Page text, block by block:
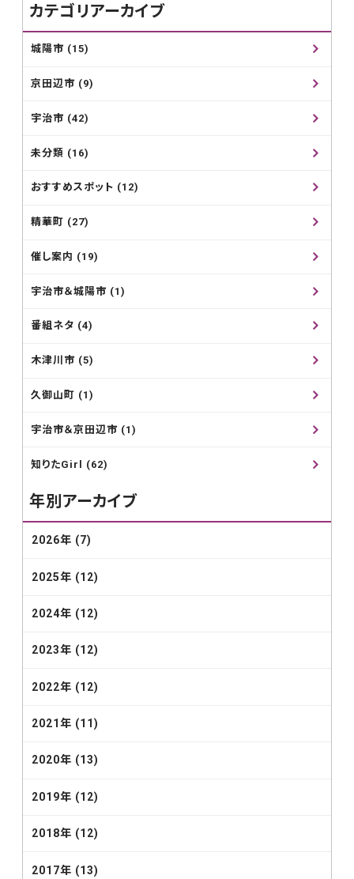
カテゴリアーカイブ
城陽市 (15)
京田辺市 (9)
宇治市 (42)
未分類 (16)
おすすめスポット (12)
精華町 (27)
催し案内 (19)
宇治市＆城陽市 (1)
番組ネタ (4)
木津川市 (5)
久御山町 (1)
宇治市＆京田辺市 (1)
知りたGirl (62)
年別アーカイブ
2026年 (7)
2025年 (12)
2024年 (12)
2023年 (12)
2022年 (12)
2021年 (11)
2020年 (13)
2019年 (12)
2018年 (12)
2017年 (13)